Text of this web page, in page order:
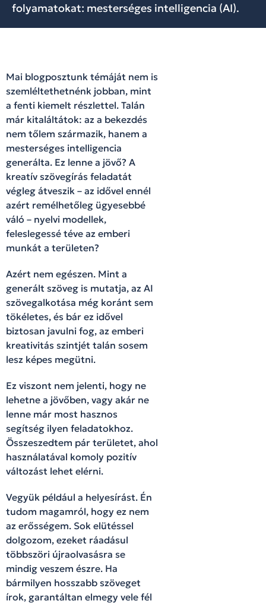
folyamatokat: mesterséges intelligencia (AI).
Mai blogposztunk témáját nem is
szemléltethetnénk jobban, mint
a fenti kiemelt részlettel. Talán
már kitaláltátok: az a bekezdés
nem tőlem származik, hanem a
mesterséges intelligencia
generálta. Ez lenne a jövő? A
kreatív szövegírás feladatát
végleg átveszik – az idővel ennél
azért remélhetőleg ügyesebbé
váló – nyelvi modellek,
feleslegessé téve az emberi
munkát a területen?
Azért nem egészen. Mint a
generált szöveg is mutatja, az AI
szövegalkotása még koránt sem
tökéletes, és bár ez idővel
biztosan javulni fog, az emberi
kreativitás szintjét talán sosem
lesz képes megütni.
Ez viszont nem jelenti, hogy ne
lehetne a jövőben, vagy akár ne
lenne már most hasznos
segítség ilyen feladatokhoz.
Összeszedtem pár területet, ahol
használatával komoly pozitív
változást lehet elérni.
Vegyük például a helyesírást. Én
tudom magamról, hogy ez nem
az erősségem. Sok elütéssel
dolgozom, ezeket ráadásul
többszöri újraolvasásra se
mindig veszem észre. Ha
bármilyen hosszabb szöveget
írok, garantáltan elmegy vele fél